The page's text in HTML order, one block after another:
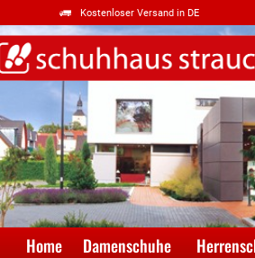
Kostenloser Versand in DE
Home Damenschuhe